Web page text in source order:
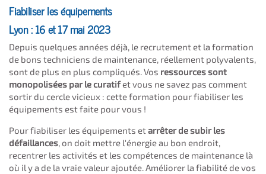
Fiabiliser les équipements
Lyon : 16 et 17 mai 2023
Depuis quelques années déjà, le recrutement et la formation
de bons techniciens de maintenance, réellement polyvalents,
sont de plus en plus compliqués. Vos ressources sont
monopolisées par le curatifet vous ne savez pas comment
sortir du cercle vicieux : cette formation pour fiabiliser les
équipements est faite pour vous !
Pour fiabiliser les équipements etarrêter de subir les
défaillances, on doit mettre l'énergie au bon endroit,
recentrer les activités et les compétences de maintenance là
où il y a de la vraie valeur ajoutée. Améliorer la fiabilité de vos